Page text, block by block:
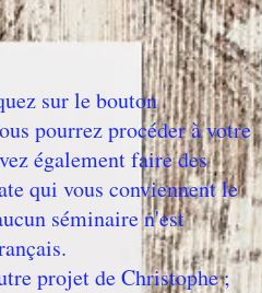
sur le bouton
pourrez procéder à votre
également faire des
qui vous conviennent le
séminaire n'est
projet de Christophe ;